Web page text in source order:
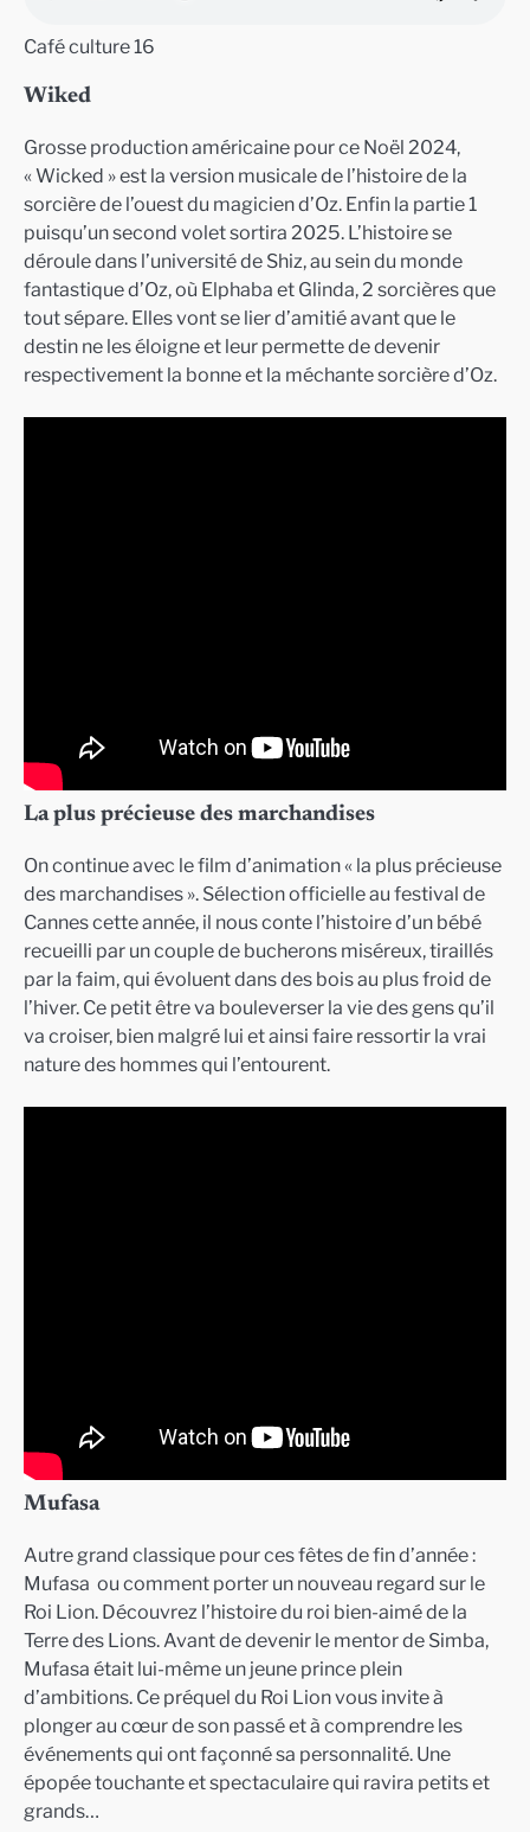
Café culture 16
Wiked
Grosse production américaine pour ce Noël 2024,
« Wicked » est la version musicale de l’histoire de la
sorcière de l’ouest du magicien d’Oz. Enfin la partie 1
puisqu’un second volet sortira 2025. L’histoire se
déroule dans l’université de Shiz, au sein du monde
fantastique d’Oz, où Elphaba et Glinda, 2 sorcières que
tout sépare. Elles vont se lier d’amitié avant que le
destin ne les éloigne et leur permette de devenir
respectivement la bonne et la méchante sorcière d’Oz.
La plus précieuse des marchandises
On continue avec le film d’animation « la plus précieuse
des marchandises ». Sélection officielle au festival de
Cannes cette année, il nous conte l’histoire d’un bébé
recueilli par un couple de bucherons miséreux, tiraillés
par la faim, qui évoluent dans des bois au plus froid de
l’hiver. Ce petit être va bouleverser la vie des gens qu’il
va croiser, bien malgré lui et ainsi faire ressortir la vrai
nature des hommes qui l’entourent.
Mufasa
Autre grand classique pour ces fêtes de fin d’année :
Mufasa ou comment porter un nouveau regard sur le
Roi Lion. Découvrez l’histoire du roi bien-aimé de la
Terre des Lions. Avant de devenir le mentor de Simba,
Mufasa était lui-même un jeune prince plein
d’ambitions. Ce préquel du Roi Lion vous invite à
plonger au cœur de son passé et à comprendre les
événements qui ont façonné sa personnalité. Une
épopée touchante et spectaculaire qui ravira petits et
grands…